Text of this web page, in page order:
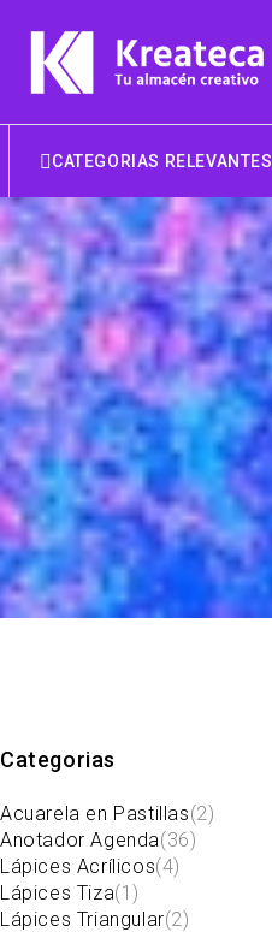
CATEGORIAS RELEVANTES
Categorias
Acuarela en Pastillas(2)
Anotador Agenda(36)
Lápices Acrílicos(4)
Lápices Tiza(1)
Lápices Triangular(2)